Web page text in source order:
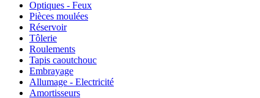
Optiques - Feux
Pièces moulées
Réservoir
Tôlerie
Roulements
Tapis caoutchouc
Embrayage
Allumage - Electricité
Amortisseurs